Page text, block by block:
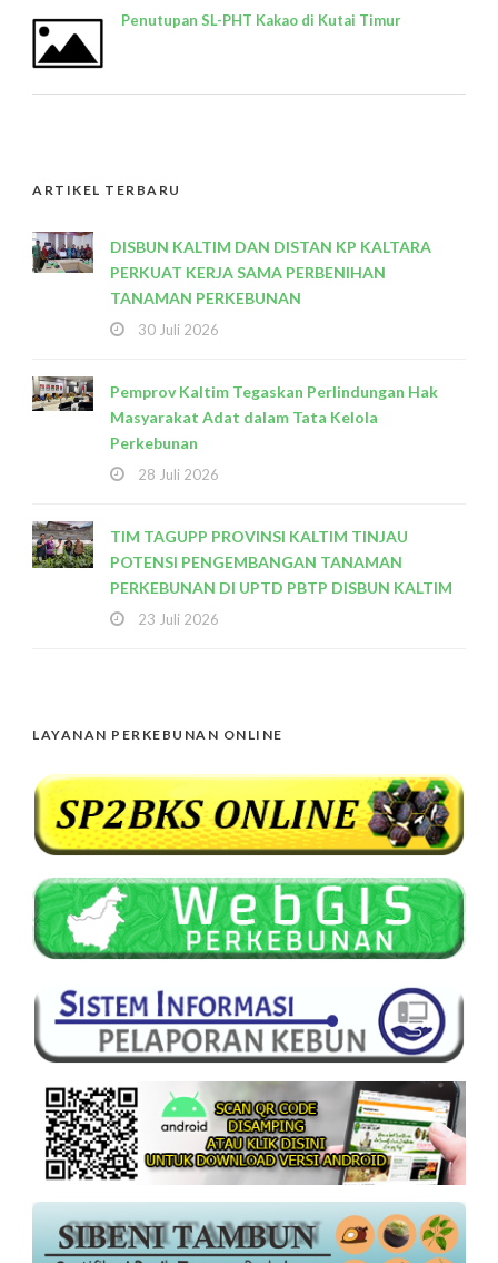
Penutupan SL-PHT Kakao di Kutai Timur
ARTIKEL TERBARU
DISBUN KALTIM DAN DISTAN KP KALTARA
PERKUAT KERJA SAMA PERBENIHAN
TANAMAN PERKEBUNAN
30 Juli 2026
Pemprov Kaltim Tegaskan Perlindungan Hak
Masyarakat Adat dalam Tata Kelola
Perkebunan
28 Juli 2026
TIM TAGUPP PROVINSI KALTIM TINJAU
POTENSI PENGEMBANGAN TANAMAN
PERKEBUNAN DI UPTD PBTP DISBUN KALTIM
23 Juli 2026
LAYANAN PERKEBUNAN ONLINE